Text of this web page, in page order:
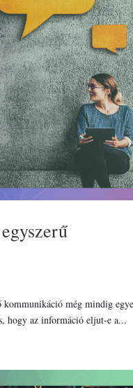
kommunikáció még mindig
hogy az információ eljut-e a...